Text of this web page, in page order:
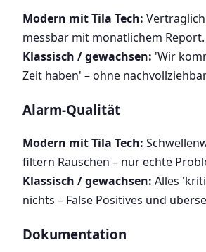
Modern mit Tila Tech:
messbar mit monatlichem Report.
Klassisch / gewachsen: 'Wir
Zeit haben' – ohne
Alarm-Qualität
Modern mit Tila Tech:
filtern Rauschen – nur echte
Klassisch / gewachsen: Alles
nichts – False Positives und
Dokumentation